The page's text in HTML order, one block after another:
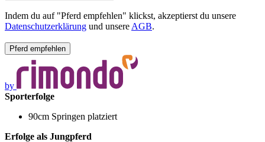
Indem du auf "Pferd empfehlen" klickst, akzeptierst du unsere
Datenschutzerklärung und unsere AGB.
by
Sporterfolge
90cm Springen platziert
Erfolge als Jungpferd